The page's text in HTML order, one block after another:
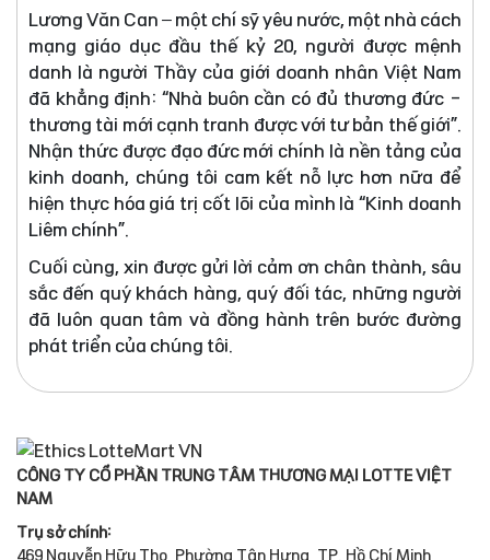
Lương Văn Can – một chí sỹ yêu nước, một nhà cách
mạng giáo dục đầu thế kỷ 20, người được mệnh
danh là người Thầy của giới doanh nhân Việt Nam
đã khẳng định: “Nhà buôn cần có đủ thương đức -
thương tài mới cạnh tranh được với tư bản thế giới”.
Nhận thức được đạo đức mới chính là nền tảng của
kinh doanh, chúng tôi cam kết nỗ lực hơn nữa để
hiện thực hóa giá trị cốt lõi của mình là “Kinh doanh
Liêm chính”.
Cuối cùng, xin được gửi lời cảm ơn chân thành, sâu
sắc đến quý khách hàng, quý đối tác, những người
đã luôn quan tâm và đồng hành trên bước đường
phát triển của chúng tôi.
CÔNG TY CỔ PHẦN TRUNG TÂM THƯƠNG MẠI LOTTE VIỆT
NAM
Trụ sở chính:
469 Nguyễn Hữu Thọ, Phường Tân Hưng, TP. Hồ Chí Minh